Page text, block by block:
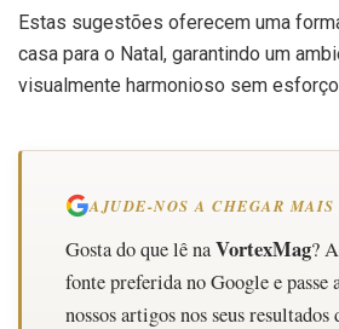
Estas sugestões oferecem uma
casa para o Natal, garantindo um
visualmente harmonioso sem
AJUDE-NOS A CHEGAR MAIS
Gosta do que lê naVortexMag?
fonte preferida no Google e passe
nossos artigos nos seus resultados